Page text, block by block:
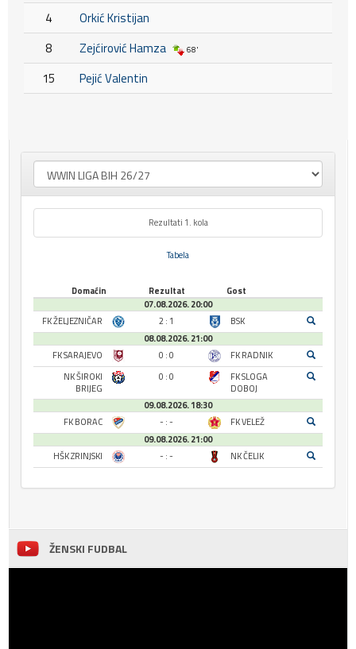
4
Orkić Kristijan
8
Zejćirović Hamza 68'
15 Pejić Valentin
Rezultati 1. kola
Tabela
Domaćin Rezultat
Gost
07.08.2026. 20:00
FK ŽELJEZNIČAR
2 : 1
BSK
08.08.2026. 21:00
FK SARAJEVO
0 : 0
FK RADNIK
NK ŠIROKI
BRIJEG
0 : 0
FK SLOGA
DOBOJ
09.08.2026. 18:30
FK BORAC
- : -
FK VELEŽ
09.08.2026. 21:00
HŠK ZRINJSKI
- : - NK ČELIK
ŽENSKI FUDBAL